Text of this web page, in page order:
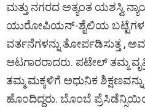
ಮತ್ತು ನಗರದ ಅತ್ಯಂತ ಯಶಸ್ವಿ
ಯುರೋಪಿಯನ್-ಶೈಲಿಯ ಬಟ್ಟೆಗಳನ್ನು
ವರ್ತನೆಗಳನ್ನು ತೋರ್ಪಡಿಸುತ್ತ ,
ಆಟಗಾರರಾದರು. ಪಟೇಲ್ ತಮ್ಮ
ತಮ್ಮ ಮಕ್ಕಳಿಗೆ ಅಧುನಿಕ
ಹೊಂದಿದ್ದರು. ಬೊಂಬೆ